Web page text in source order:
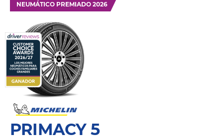
NEUMÁTICO PREMIADO 2026
PRIMACY 5